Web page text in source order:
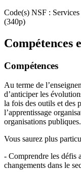
Code(s) NSF :
(340p)
Compétences
Compétences
Au terme de
d’anticiper les
la fois des outils et des
l’apprentissage
organisations publiques.
Vous saurez plus
- Comprendre les défis
changements dans le